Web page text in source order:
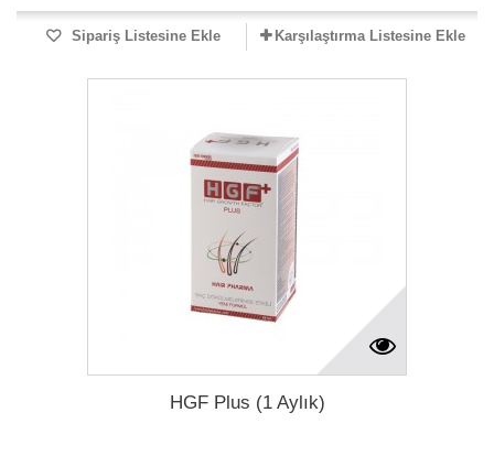
Sipariş Listesine Ekle Karşılaştırma Listesine Ekle
HGF Plus (1 Aylık)